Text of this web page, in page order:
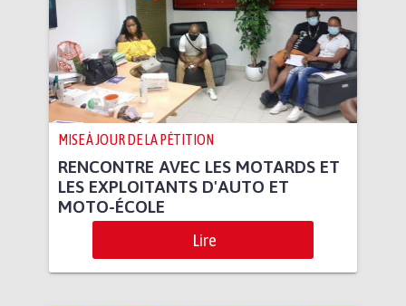
MISE À JOUR DE LA PÉTITION
RENCONTRE AVEC LES MOTARDS ET
LES EXPLOITANTS D'AUTO ET
MOTO-ÉCOLE
Lire